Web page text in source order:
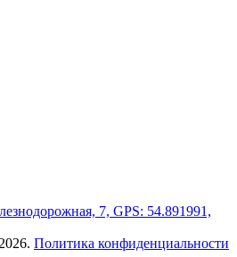
7, GPS: 54.891991,
Политика конфиденциальности